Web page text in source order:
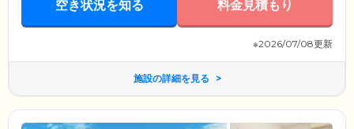
空き状況を知る 料金見積もり
※2026/07/08更新
施設の詳細を見る